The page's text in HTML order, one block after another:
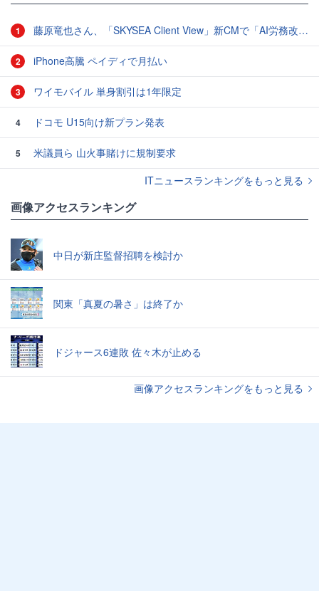
1 藤原竜也さん、「SKYSEA Client View」新CMで「AI労務改善」をアピール 働き方をAIが分析したら「すぐに休んで」と言われる？
2 iPhone高騰 ペイディで月払い
3 ワイモバイル 単身割引は1年限定
4 ドコモ U15向け新プラン発表
5
米議員ら 山火事賭けに規制要求
ITニュースランキングをもっと見る
画像アクセスランキング
中日が新庄監督招聘を検討か
関東「真夏の暑さ」は終了か
ドジャース6連敗 佐々木が止める
画像アクセスランキングをもっと見る